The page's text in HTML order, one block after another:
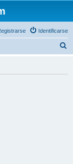
Identificarse